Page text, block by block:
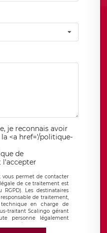
je reconnais avoir
<a href='/politique-
de
l'accepter
permet de contacter
de ce traitement est
RGPD). Les destinataires
de traitement,
en charge de
traitant Scalingo gérant
personne légalement
à destination du